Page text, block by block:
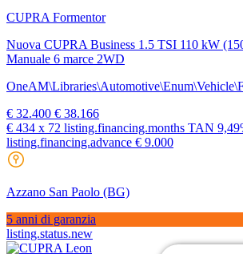
CUPRA Formentor
Nuova CUPRA Business 1.5 TSI 110 kW
Manuale 6 marce 2WD
€ 32.400 € 38.166
€ 434 x 72 listing.financing.months TAN
listing.financing.advance € 9.000
Azzano San Paolo (BG)
5 anni di garanzia
listing.status.new